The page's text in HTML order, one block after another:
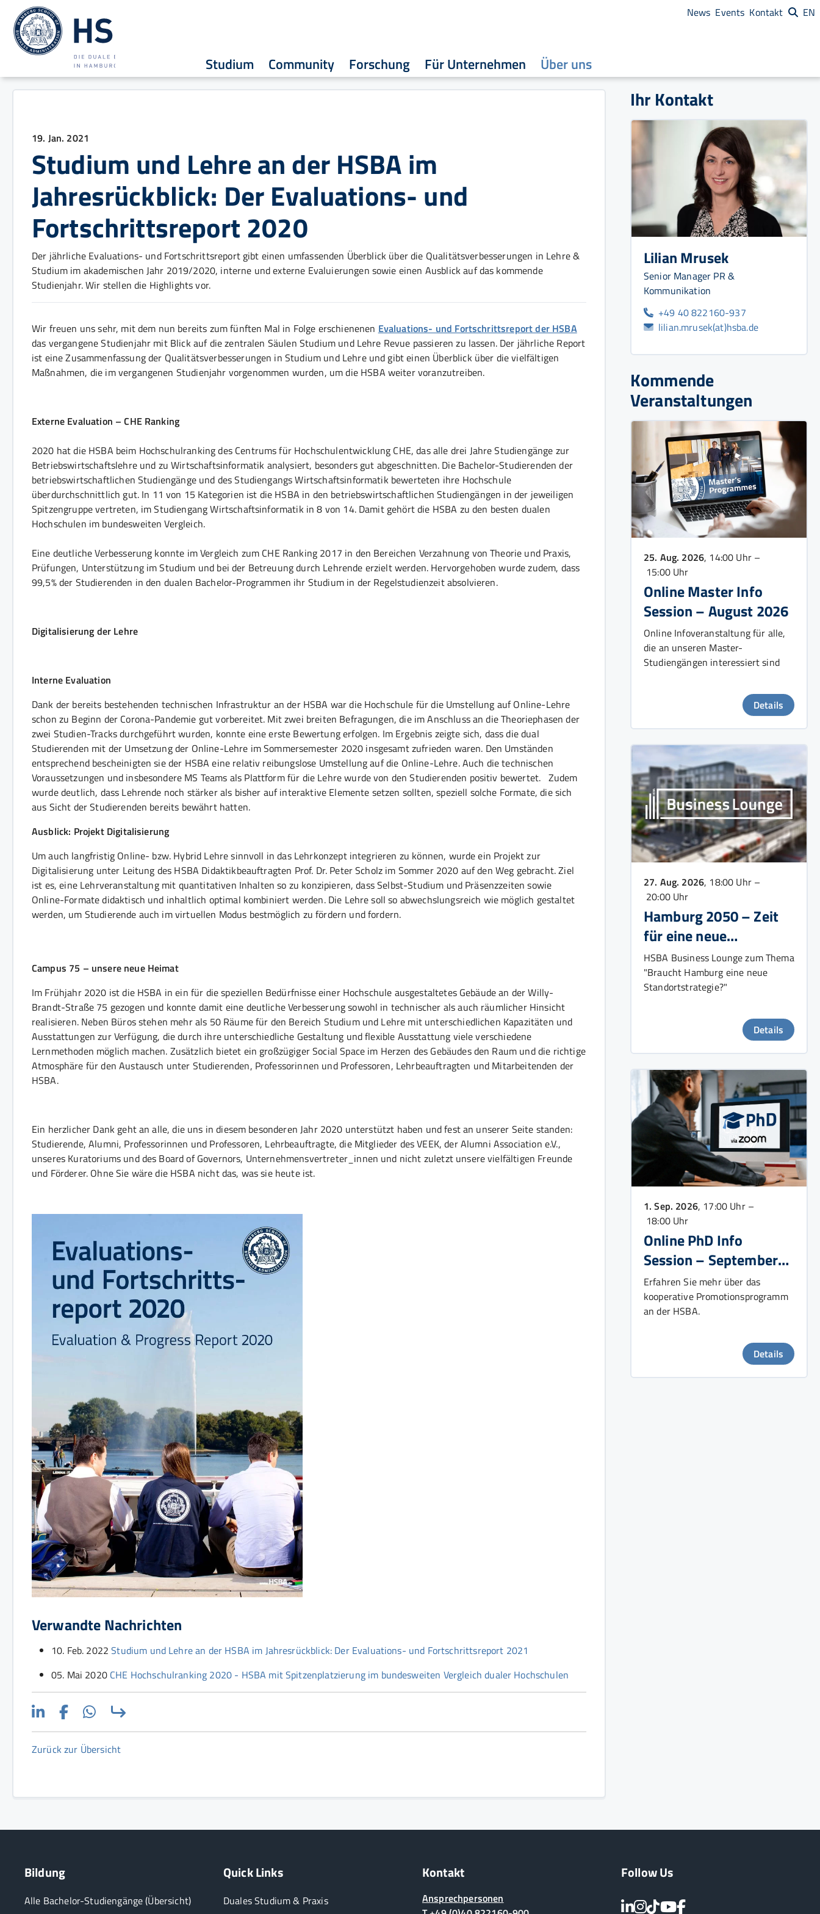
Studium Community Forschung Für Unternehmen Über uns
News Events Kontakt EN
19. Jan. 2021
Studium und Lehre an der HSBA im
Jahresrückblick: Der Evaluations- und
Fortschrittsreport 2020
Der jährliche Evaluations- und Fortschrittsreport gibt einen umfassenden Überblick über die Qualitätsverbesserungen in Lehre &
Studium im akademischen Jahr 2019/2020, interne und externe Evaluierungen sowie einen Ausblick auf das kommende
Studienjahr. Wir stellen die Highlights vor.
Wir freuen uns sehr, mit dem nun bereits zum fünften Mal in Folge erschienenen Evaluations- und Fortschrittsreport der HSBA
das vergangene Studienjahr mit Blick auf die zentralen Säulen Studium und Lehre Revue passieren zu lassen. Der jährliche Report
ist eine Zusammenfassung der Qualitätsverbesserungen in Studium und Lehre und gibt einen Überblick über die vielfältigen
Maßnahmen, die im vergangenen Studienjahr vorgenommen wurden, um die HSBA weiter voranzutreiben.
Externe Evaluation – CHE Ranking
2020 hat die HSBA beim Hochschulranking des Centrums für Hochschulentwicklung CHE, das alle drei Jahre Studiengänge zur
Betriebswirtschaftslehre und zu Wirtschaftsinformatik analysiert, besonders gut abgeschnitten. Die Bachelor-Studierenden der
betriebswirtschaftlichen Studiengänge und des Studiengangs Wirtschaftsinformatik bewerteten ihre Hochschule
überdurchschnittlich gut. In 11 von 15 Kategorien ist die HSBA in den betriebswirtschaftlichen Studiengängen in der jeweiligen
Spitzengruppe vertreten, im Studiengang Wirtschaftsinformatik in 8 von 14. Damit gehört die HSBA zu den besten dualen
Hochschulen im bundesweiten Vergleich.
Eine deutliche Verbesserung konnte im Vergleich zum CHE Ranking 2017 in den Bereichen Verzahnung von Theorie und Praxis,
Prüfungen, Unterstützung im Studium und bei der Betreuung durch Lehrende erzielt werden. Hervorgehoben wurde zudem, dass
99,5% der Studierenden in den dualen Bachelor-Programmen ihr Studium in der Regelstudienzeit absolvieren.
Digitalisierung der Lehre
Interne Evaluation
Dank der bereits bestehenden technischen Infrastruktur an der HSBA war die Hochschule für die Umstellung auf Online-Lehre
schon zu Beginn der Corona-Pandemie gut vorbereitet. Mit zwei breiten Befragungen, die im Anschluss an die Theoriephasen der
zwei Studien-Tracks durchgeführt wurden, konnte eine erste Bewertung erfolgen. Im Ergebnis zeigte sich, dass die dual
Studierenden mit der Umsetzung der Online-Lehre im Sommersemester 2020 insgesamt zufrieden waren. Den Umständen
entsprechend bescheinigten sie der HSBA eine relativ reibungslose Umstellung auf die Online-Lehre. Auch die technischen
Voraussetzungen und insbesondere MS Teams als Plattform für die Lehre wurde von den Studierenden positiv bewertet. Zudem
wurde deutlich, dass Lehrende noch stärker als bisher auf interaktive Elemente setzen sollten, speziell solche Formate, die sich
aus Sicht der Studierenden bereits bewährt hatten.
Ausblick: Projekt Digitalisierung
Um auch langfristig Online- bzw. Hybrid Lehre sinnvoll in das Lehrkonzept integrieren zu können, wurde ein Projekt zur
Digitalisierung unter Leitung des HSBA Didaktikbeauftragten Prof. Dr. Peter Scholz im Sommer 2020 auf den Weg gebracht. Ziel
ist es, eine Lehrveranstaltung mit quantitativen Inhalten so zu konzipieren, dass Selbst-Studium und Präsenzzeiten sowie
Online-Formate didaktisch und inhaltlich optimal kombiniert werden. Die Lehre soll so abwechslungsreich wie möglich gestaltet
werden, um Studierende auch im virtuellen Modus bestmöglich zu fördern und fordern.
Campus 75 – unsere neue Heimat
Im Frühjahr 2020 ist die HSBA in ein für die speziellen Bedürfnisse einer Hochschule ausgestaltetes Gebäude an der Willy-
Brandt-Straße 75 gezogen und konnte damit eine deutliche Verbesserung sowohl in technischer als auch räumlicher Hinsicht
realisieren. Neben Büros stehen mehr als 50 Räume für den Bereich Studium und Lehre mit unterschiedlichen Kapazitäten und
Ausstattungen zur Verfügung, die durch ihre unterschiedliche Gestaltung und flexible Ausstattung viele verschiedene
Lernmethoden möglich machen. Zusätzlich bietet ein großzügiger Social Space im Herzen des Gebäudes den Raum und die richtige
Atmosphäre für den Austausch unter Studierenden, Professorinnen und Professoren, Lehrbeauftragten und Mitarbeitenden der
HSBA.
Ein herzlicher Dank geht an alle, die uns in diesem besonderen Jahr 2020 unterstützt haben und fest an unserer Seite standen:
Studierende, Alumni, Professorinnen und Professoren, Lehrbeauftragte, die Mitglieder des VEEK, der Alumni Association e.V.,
unseres Kuratoriums und des Board of Governors, Unternehmensvertreter_innen und nicht zuletzt unsere vielfältigen Freunde
und Förderer. Ohne Sie wäre die HSBA nicht das, was sie heute ist.
Verwandte Nachrichten
10. Feb. 2022 Studium und Lehre an der HSBA im Jahresrückblick: Der Evaluations- und Fortschrittsreport 2021
05. Mai 2020CHE Hochschulranking 2020 - HSBA mit Spitzenplatzierung im bundesweiten Vergleich dualer Hochschulen
Zurück zur Übersicht
Ihr Kontakt
Lilian Mrusek
Senior Manager PR &
Kommunikation
+49 40 822160-937
lilian.mrusek(at)hsba.de
Kommende
Veranstaltungen
25. Aug. 2026, 14:00 Uhr –
15:00 Uhr
Online Master Info
Session – August 2026
Online Infoveranstaltung für alle,
die an unseren Master-
Studiengängen interessiert sind
Details
27. Aug. 2026, 18:00 Uhr –
20:00 Uhr
Hamburg 2050 – Zeit
für eine neue
Wachstumsstrategie?
HSBA Business Lounge zum Thema
"Braucht Hamburg eine neue
Standortstrategie?"
Details
1. Sep. 2026, 17:00 Uhr –
18:00 Uhr
Online PhD Info
Session – September
2026
Erfahren Sie mehr über das
kooperative Promotionsprogramm
an der HSBA.
Details
Bildung
Alle Bachelor-Studiengänge (Übersicht)
Quick Links
Duales Studium & Praxis
Kontakt
Ansprechpersonen
Follow Us